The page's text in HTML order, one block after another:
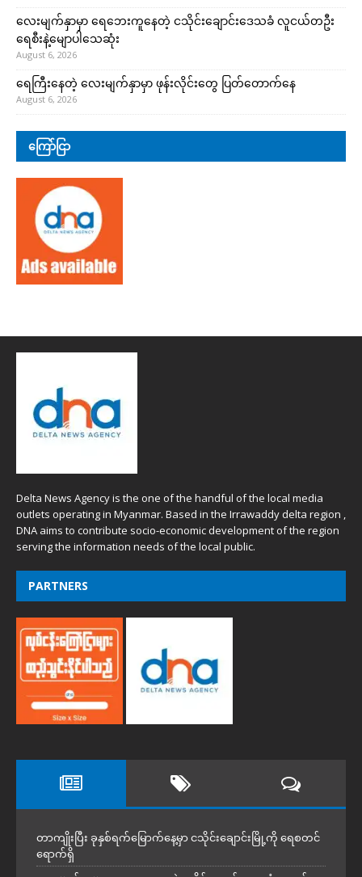
လေးမျက်နှာမှာ ရေဘေးကူနေတဲ့ ငသိုင်းချောင်းဒေသခံ လူငယ်တဦး
ရေစီးနဲ့မျောပါသေဆုံး
August 6, 2026
ရေကြီးနေတဲ့ လေးမျက်နှာမှာ ဖုန်းလိုင်းတွေ ပြတ်တောက်နေ
August 6, 2026
ကြော်ငြာ
Delta News Agency is the one of the handful of the local media
outlets operating in Myanmar. Based in the Irrawaddy delta region ,
DNA aims to contribute socio-economic development of the region
serving the information needs of the local public.
PARTNERS
တာကျိုးပြီး ခုနှစ်ရက်မြောက်နေ့မှာ ငသိုင်းချောင်းမြို့ကို ရေစတင်
ရောက်ရှိ